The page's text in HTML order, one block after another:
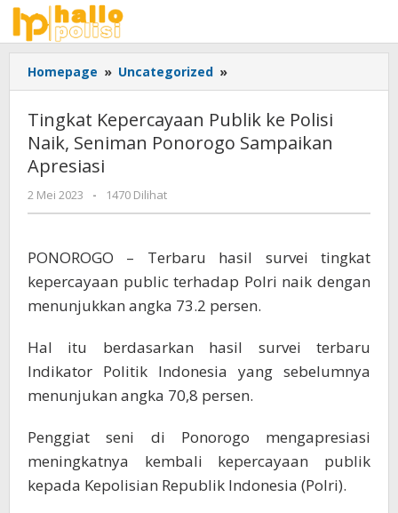
Lewati
konten
Homepage » Uncategorized »
Kepercayaan
ke
Polisi
Sampaikan
Tingkat Kepercayaan Publik ke Polisi
Naik, Seniman Ponorogo Sampaikan
Apresiasi
2 Mei 2023
oleh
Adhis
- 1470 Dilihat
PONOROGO – Terbaru hasil survei tingkat
kepercayaan public terhadap Polri naik dengan
menunjukkan angka 73.2 persen.
Hal itu berdasarkan hasil survei terbaru
Indikator Politik Indonesia yang sebelumnya
menunjukan angka 70,8 persen.
Penggiat seni di Ponorogo mengapresiasi
meningkatnya kembali kepercayaan publik
kepada Kepolisian Republik Indonesia (Polri).